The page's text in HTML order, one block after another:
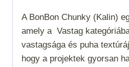
A BonBon Chunky (Kalin)
amely a Vastag
vastagsága és puha
hogy a projektek gyorsan